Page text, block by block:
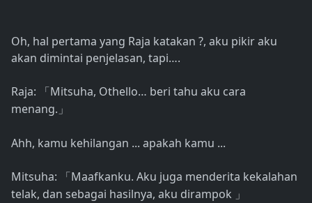
Oh, hal pertama yang Raja katakan ?, aku pikir aku
akan dimintai penjelasan, tapi….
Raja: 「 Mitsuha, Othello… beri tahu aku cara
menang. 」
Ahh, kamu kehilangan ... apakah kamu ...
Mitsuha: 「 Maafkanku. Aku juga menderita kekalahan
telak, dan sebagai hasilnya, aku dirampok
」